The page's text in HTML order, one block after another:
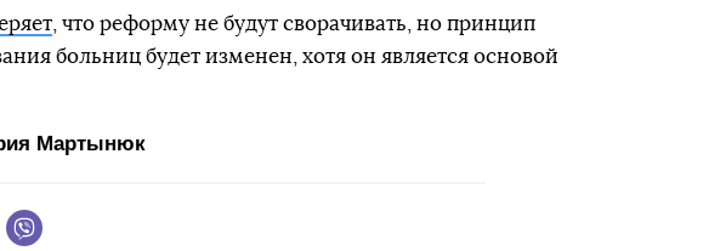
, что реформу не будут сворачивать, но принцип
больниц будет изменен, хотя он является основой
Мартынюк
Telegram